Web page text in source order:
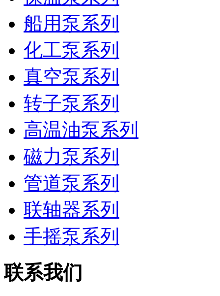
船用泵系列
化工泵系列
真空泵系列
转子泵系列
高温油泵系列
磁力泵系列
管道泵系列
联轴器系列
手摇泵系列
联系我们